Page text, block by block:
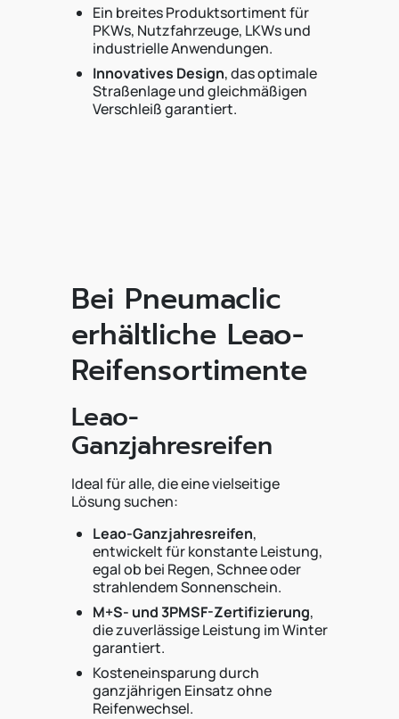
Ein breites Produktsortiment für
PKWs, Nutzfahrzeuge, LKWs und
industrielle Anwendungen.
Innovatives Design, das optimale
Straßenlage und gleichmäßigen
Verschleiß garantiert.
Bei Pneumaclic
erhältliche Leao-
Reifensortimente
Leao-
Ganzjahresreifen
Ideal für alle, die eine vielseitige
Lösung suchen:
Leao-Ganzjahresreifen,
entwickelt für konstante Leistung,
egal ob bei Regen, Schnee oder
strahlendem Sonnenschein.
M+S- und 3PMSF-Zertifizierung,
die zuverlässige Leistung im Winter
garantiert.
Kosteneinsparung durch
ganzjährigen Einsatz ohne
Reifenwechsel.